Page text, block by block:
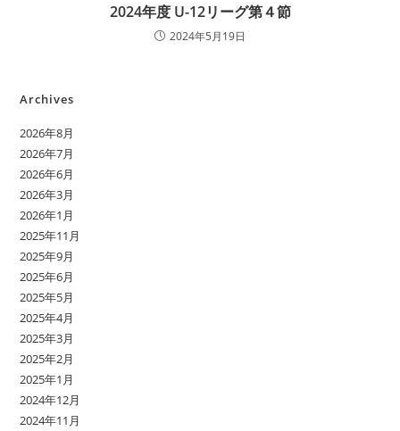
2024年度 U-12リーグ第４節
2024年5月19日
Archives
2026年8月
2026年7月
2026年6月
2026年3月
2026年1月
2025年11月
2025年9月
2025年6月
2025年5月
2025年4月
2025年3月
2025年2月
2025年1月
2024年12月
2024年11月